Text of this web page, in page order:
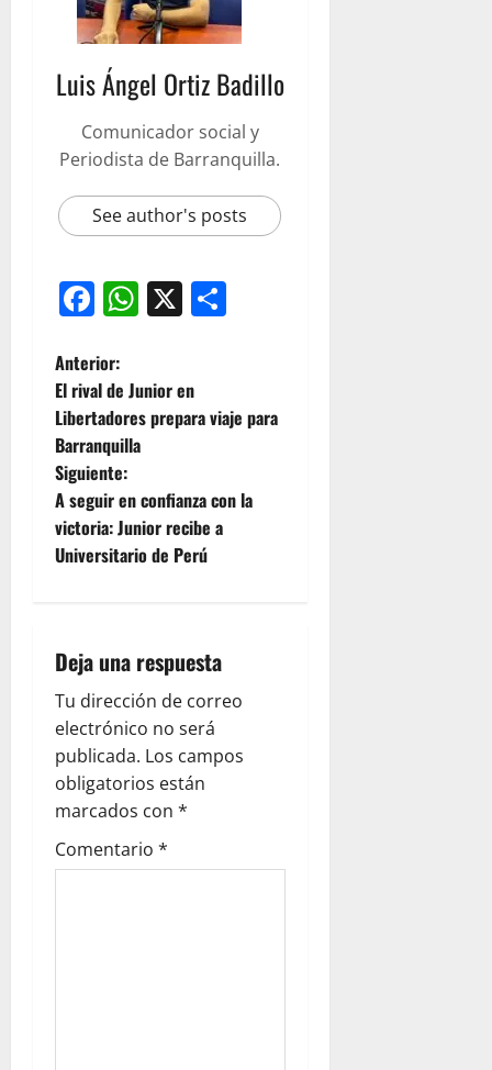
Luis Ángel Ortiz Badillo
Comunicador social y
Periodista de Barranquilla.
See author's posts
Facebook
WhatsApp
X
Anterior:
El rival de Junior en
Libertadores prepara viaje para
Barranquilla
Siguiente:
A seguir en confianza con la
victoria: Junior recibe a
Universitario de Perú
Deja una respuesta
Tu dirección de correo
electrónico no será
publicada. Los campos
obligatorios están
marcados con *
Comentario *